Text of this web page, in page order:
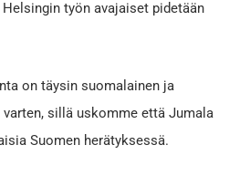
työn avajaiset pidetään
on täysin suomalainen ja
sillä uskomme että Jumala
Suomen herätyksessä.